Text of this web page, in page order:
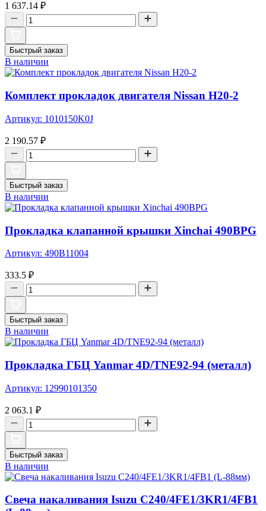
1 637.14 ₽
Быстрый заказ
В наличии
Комплект прокладок двигателя Nissan H20-2
Артикул: 1010150K0J
2 190.57 ₽
Быстрый заказ
В наличии
Прокладка клапанной крышки Xinchai 490BPG
Артикул: 490B11004
333.5 ₽
Быстрый заказ
В наличии
Прокладка ГБЦ Yanmar 4D/TNE92-94 (металл)
Артикул: 12990101350
2 063.1 ₽
Быстрый заказ
В наличии
Свеча накаливания Isuzu C240/4FE1/3KR1/4FB1